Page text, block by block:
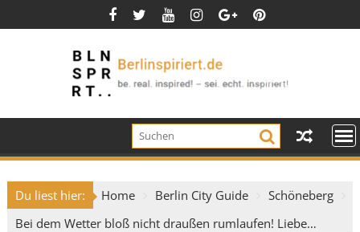
to
Du liest hier: Home Berlin City Guide
Schöneberg
Bei dem Wetter bloß nicht draußen rumlaufen! Liebe…